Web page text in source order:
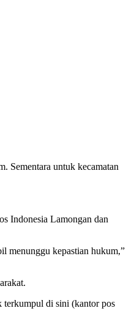
Sementara untuk kecamatan
Indonesia Lamongan dan
menunggu kepastian hukum,”
terkumpul di sini (kantor pos